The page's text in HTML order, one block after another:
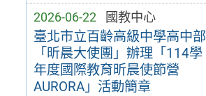
2026-06-22 國教中心
臺北市立百齡高級中學高中部
「昕晨大使團」辦理「114學
年度國際教育昕晨使節營
AURORA」活動簡章